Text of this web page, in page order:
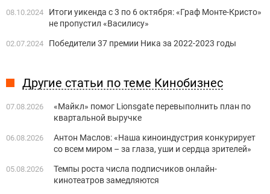
08.10.2024
Итоги уикенда с 3 по 6 октября: «Граф Монте-Кристо»
не пропустил «Василису»
02.07.2024 Победители 37 премии Ника за 2022-2023 годы
Другие статьи по теме Кинобизнес
07.08.2026
«Майкл» помог Lionsgate перевыполнить план по
квартальной выручке
06.08.2026
Антон Маслов: «Наша киноиндустрия конкурирует
со всем миром – за глаза, уши и сердца зрителей»
05.08.2026
Темпы роста числа подписчиков онлайн-
кинотеатров замедляются